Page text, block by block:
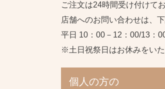
ご注文は24時間受け付けてお
店舗へのお問い合わせは、
平日 10：00－12：00/13：
※土日祝祭日はお休みをい
個人の方の